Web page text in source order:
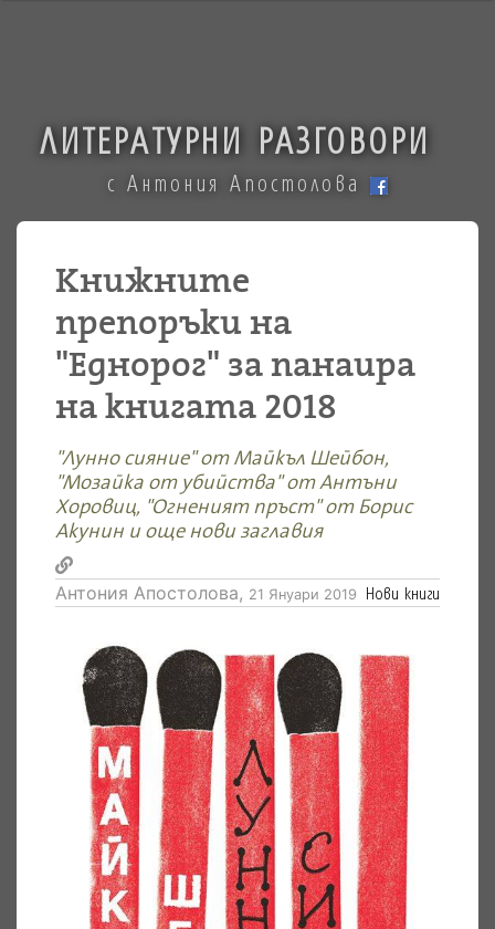
ЛИТЕРАТУРНИ РАЗГОВОРИ
с Антония Апостолова
Книжните
препоръки на
"Еднорог" за панаира
на книгата 2018
"Лунно сияние" от Майкъл Шейбон,
"Мозайка от убийства" от Антъни
Хоровиц, "Огненият пръст" от Борис
Акунин и още нови заглавия
Антония Апостолова, 21 Януари 2019 Нови книги